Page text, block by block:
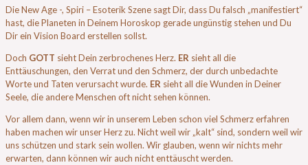
Die New Age -, Spiri – Esoterik Szene sagt Dir, dass Du falsch „manifestiert“
hast, die Planeten in Deinem Horoskop gerade ungünstig stehen und Du
Dir ein Vision Board erstellen sollst.
Doch GOTT sieht Dein zerbrochenes Herz. ER sieht all die
Enttäuschungen, den Verrat und den Schmerz, der durch unbedachte
Worte und Taten verursacht wurde. ER sieht all die Wunden in Deiner
Seele, die andere Menschen oft nicht sehen können.
Vor allem dann, wenn wir in unserem Leben schon viel Schmerz erfahren
haben machen wir unser Herz zu. Nicht weil wir „kalt“ sind, sondern weil wir
uns schützen und stark sein wollen. Wir glauben, wenn wir nichts mehr
erwarten, dann können wir auch nicht enttäuscht werden.